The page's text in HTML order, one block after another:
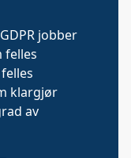
jobber
felles
klargjør
av